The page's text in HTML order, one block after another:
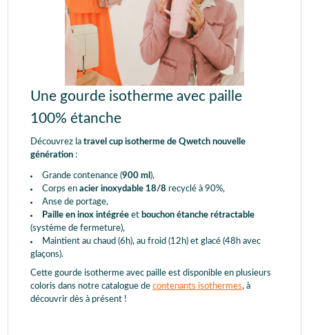
Une gourde isotherme avec paille
100% étanche
Découvrez la travel cup isotherme de Qwetch nouvelle
génération :
Grande contenance (900 ml ),
Corps en acier inoxydable 18/8 recyclé à 90%,
Anse de portage,
Paille en inox intégrée et bouchon étanche rétractable
(système de fermeture),
Maintient au chaud (6h), au froid (12h) et glacé (48h avec
glaçons).
Cette gourde isotherme avec paille est disponible en plusieurs
coloris dans notre catalogue de contenants isothermes, à
découvrir dès à présent !